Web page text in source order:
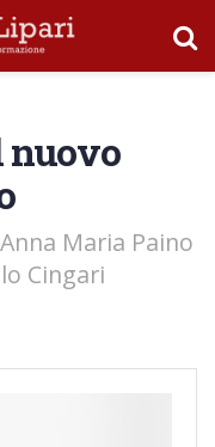
Maria Paino
Cingari